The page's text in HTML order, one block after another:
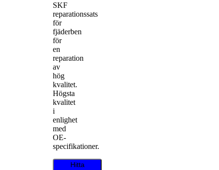
SKF
reparationssats
för
fjäderben
för
en
reparation
av
hög
kvalitet.
Högsta
kvalitet
i
enlighet
med
OE-
specifikationer.
Hitta